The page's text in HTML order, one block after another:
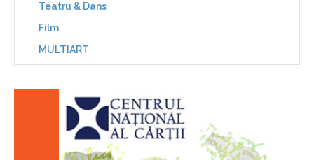
Teatru & Dans
Film
MULTIART